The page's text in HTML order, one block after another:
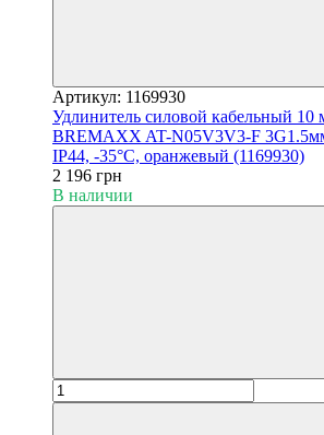
Артикул: 1169930
Удлинитель силовой кабельный 10
BREMAXX AT-N05V3V3-F
IP44, -35°С, оранжевый (1169930)
2 196 грн
В наличии